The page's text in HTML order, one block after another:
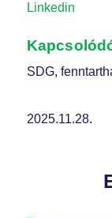
Linkedin
SDG,
2025.11.28.